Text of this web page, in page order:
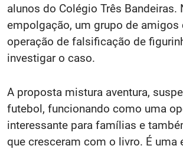
alunos do Colégio Três Bandeiras.
empolgação, um grupo de amigos
operação de falsificação de
investigar o caso.
A proposta mistura aventura,
futebol, funcionando como uma
interessante para famílias e
que cresceram com o livro. É uma